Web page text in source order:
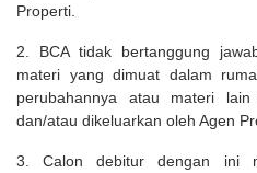
Properti.
2. BCA tidak bertanggung
materi yang dimuat dalam
perubahannya atau materi
dan/atau dikeluarkan oleh Agen
3. Calon debitur dengan ini